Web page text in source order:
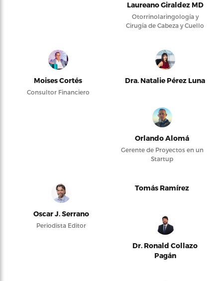
Laureano Giraldez MD
Otorrinolaringología y
Cirugía de Cabeza y Cuello
Moises Cortés
Consultor Financiero
Dra. Natalie Pérez Luna
Orlando Alomá
Gerente de Proyectos en un
Startup
Oscar J. Serrano
Periodista Editor
Tomás Ramírez
Dr. Ronald Collazo
Pagán